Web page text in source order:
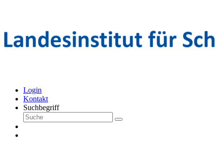
Login
Kontakt
Suchbegriff